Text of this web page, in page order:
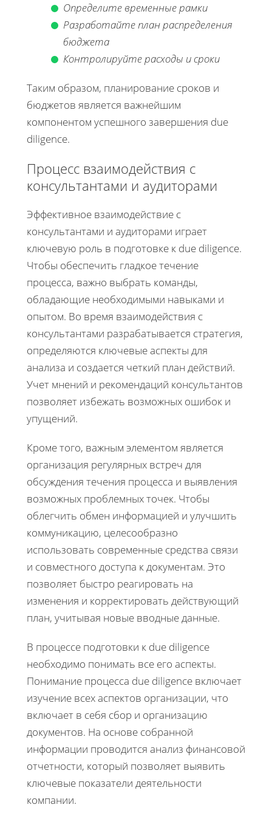
Определите временные рамки
Разработайте план распределения
бюджета
Контролируйте расходы и сроки
Таким образом, планирование сроков и
бюджетов является важнейшим
компонентом успешного завершения due
diligence.
Процесс взаимодействия с
консультантами и аудиторами
Эффективное взаимодействие с
консультантами и аудиторами играет
ключевую роль в подготовке к due diligence.
Чтобы обеспечить гладкое течение
процесса, важно выбрать команды,
обладающие необходимыми навыками и
опытом. Во время взаимодействия с
консультантами разрабатывается стратегия,
определяются ключевые аспекты для
анализа и создается четкий план действий.
Учет мнений и рекомендаций консультантов
позволяет избежать возможных ошибок и
упущений.
Кроме того, важным элементом является
организация регулярных встреч для
обсуждения течения процесса и выявления
возможных проблемных точек. Чтобы
облегчить обмен информацией и улучшить
коммуникацию, целесообразно
использовать современные средства связи
и совместного доступа к документам. Это
позволяет быстро реагировать на
изменения и корректировать действующий
план, учитывая новые вводные данные.
В процессе подготовки к due diligence
необходимо понимать все его аспекты.
Понимание процесса due diligence включает
изучение всех аспектов организации, что
включает в себя сбор и организацию
документов. На основе собранной
информации проводится анализ финансовой
отчетности, который позволяет выявить
ключевые показатели деятельности
компании.